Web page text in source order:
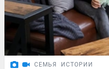
СЕМЬЯ ИСТОРИИ